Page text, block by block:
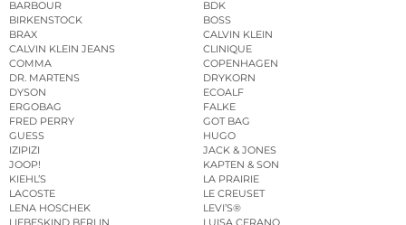
BARBOUR
BDK
BIRKENSTOCK
BOSS
BRAX
CALVIN KLEIN
CALVIN KLEIN JEANS
CLINIQUE
COMMA
COPENHAGEN
DR. MARTENS
DRYKORN
DYSON
ECOALF
ERGOBAG
FALKE
FRED PERRY
GOT BAG
GUESS
HUGO
IZIPIZI
JACK & JONES
JOOP!
KAPTEN & SON
KIEHL’S
LA PRAIRIE
LACOSTE
LE CREUSET
LENA HOSCHEK
LEVI’S®
LIEBESKIND BERLIN
LUISA CERANO